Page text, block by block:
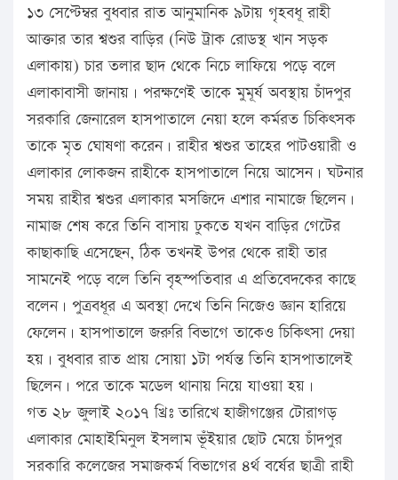
১৩ সেপ্টেম্বর বুধবার রাত আনুমানিক ৯টায় গৃহবধূ রাহী
আক্তার তার শ্বশুর বাড়ির (নিউ ট্রাক রোডস্থ খান সড়ক
এলাকায়) চার তলার ছাদ থেকে নিচে লাফিয়ে পড়ে বলে
এলাকাবাসী জানায়। পরক্ষণেই তাকে মুমূর্ষ অবস্থায় চাঁদপুর
সরকারি জেনারেল হাসপাতালে নেয়া হলে কর্মরত চিকিৎসক
তাকে মৃত ঘোষণা করেন। রাহীর শ্বশুর তাহের পাটওয়ারী ও
এলাকার লোকজন রাহীকে হাসপাতালে নিয়ে আসেন। ঘটনার
সময় রাহীর শ্বশুর এলাকার মসজিদে এশার নামাজে ছিলেন।
নামাজ শেষ করে তিনি বাসায় ঢুকতে যখন বাড়ির গেটের
কাছাকাছি এসেছেন, ঠিক তখনই উপর থেকে রাহী তার
সামনেই পড়ে বলে তিনি বৃহস্পতিবার এ প্রতিবেদকের কাছে
বলেন। পুত্রবধূর এ অবস্থা দেখে তিনি নিজেও জ্ঞান হারিয়ে
ফেলেন। হাসপাতালে জরুরি বিভাগে তাকেও চিকিৎসা দেয়া
হয়। বুধবার রাত প্রায় সোয়া ১টা পর্যন্ত তিনি হাসপাতালেই
ছিলেন। পরে তাকে মডেল থানায় নিয়ে যাওয়া হয়।
গত ২৮ জুলাই ২০১৭ খ্রিঃ তারিখে হাজীগঞ্জের টোরাগড়
এলাকার মোহাইমিনুল ইসলাম ভূঁইয়ার ছোট মেয়ে চাঁদপুর
সরকারি কলেজের সমাজকর্ম বিভাগের ৪র্থ বর্ষের ছাত্রী রাহী